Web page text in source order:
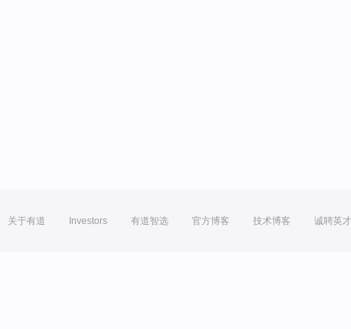
关于有道 Investors 有道智选 官方博客 技术博客 诚聘英才